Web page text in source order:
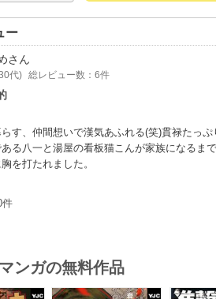
ー
さん
代) 総レビュー数：6件
す、仲間想いで漢気あふれる(笑)貫禄たっ
る八一と湯屋の看板猫こんが家族になるま
を打たれました。
件
ンガの無料作品